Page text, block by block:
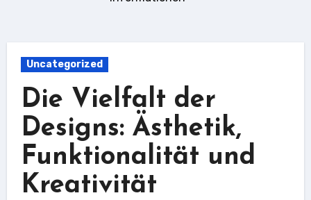
Uncategorized
Die Vielfalt der
Designs: Ästhetik,
Funktionalität und
Kreativität